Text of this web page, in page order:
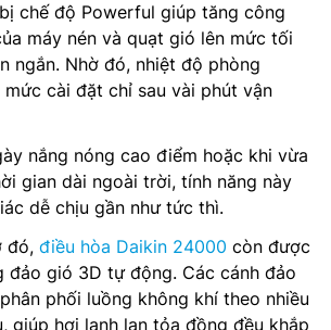
chế độ Powerful giúp tăng công
máy nén và quạt gió lên mức tối
ngắn. Nhờ đó, nhiệt độ phòng
mức cài đặt chỉ sau vài phút vận
nắng nóng cao điểm hoặc khi vừa
gian dài ngoài trời, tính năng này
dễ chịu gần như tức thì.
đó, điều hòa Daikin 24000 còn được
đảo gió 3D tự động. Các cánh đảo
phối luồng không khí theo nhiều
giúp hơi lạnh lan tỏa đồng đều khắp